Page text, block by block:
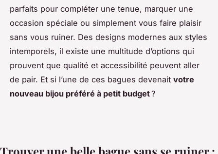
parfaits pour compléter une tenue, marquer une
occasion spéciale ou simplement vous faire plaisir
sans vous ruiner. Des designs modernes aux styles
intemporels, il existe une multitude d’options qui
prouvent que qualité et accessibilité peuvent aller
de pair. Et si l’une de ces bagues devenait votre
nouveau bijou préféré à petit budget?